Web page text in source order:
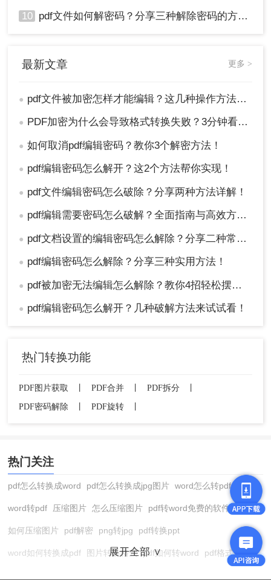
10 pdf文件如何解密码？分享三种解除密码的方法！
最新文章 更多 >
● pdf文件被加密怎样才能编辑？这几种操作方法十分简单!！
● PDF加密为什么会导致格式转换失败？3分钟看懂原因与解决方案！
● 如何取消pdf编辑密码？教你3个解密方法！
● pdf编辑密码怎么解开？这2个方法帮你实现！
● pdf文件编辑密码怎么破除？分享两种方法详解！
● pdf编辑需要密码怎么破解？全面指南与高效方法详解！
● pdf文档设置的编辑密码怎么解除？分享二种常用解除方式！
● pdf编辑密码怎么解除？分享三种实用方法！
● pdf被加密无法编辑怎么解除？教你4招轻松摆平！
● pdf编辑密码怎么解开？几种破解方法来试试看！
热门转换功能
PDF图片获取 PDF合并 PDF拆分
PDF密码解除
PDF旋转
热门关注
pdf怎么转换成word pdf怎么转换成jpg图片 word怎么转pdf
word转pdf 压缩图片 怎么压缩图片 pdf转word免费的软件
如何压缩图片 pdf解密 png转jpg pdf转换ppt
word如何转换成pdf 图片转换格式 pdf如何转word pdf格式转换
展开全部 ∨